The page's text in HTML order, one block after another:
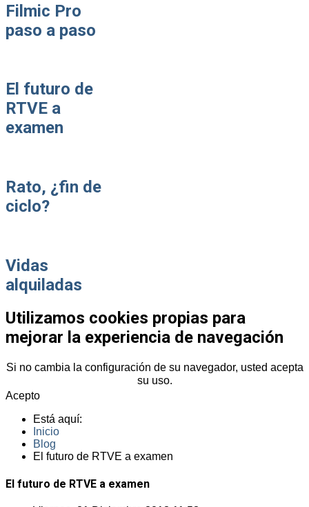
Filmic Pro
paso a paso
El futuro de
RTVE a
examen
Rato, ¿fin de
ciclo?
Vidas
alquiladas
Utilizamos cookies propias para
mejorar la experiencia de navegación
Si no cambia la configuración de su navegador, usted acepta
su uso.
Acepto
Está aquí:
Inicio
Blog
El futuro de RTVE a examen
El futuro de RTVE a examen